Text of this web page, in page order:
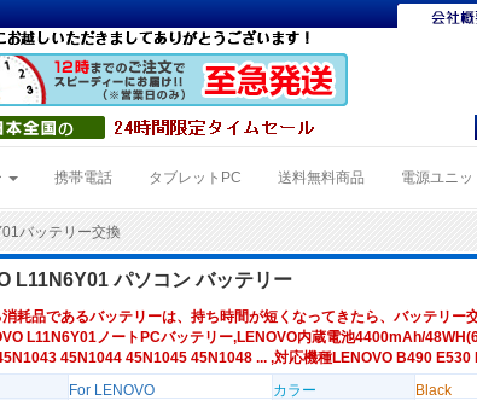
携帯電話 タブレットPC 送料無料商品 電源ユニッ
バッテリー交換
L11N6Y01 パソコン バッテリー
耗品であるバッテリーは、持ち時間が短くなってきたら、バッテリー
L11N6Y01ノートPCバッテリー,LENOVO内蔵電池4400mAh/
45N1044 45N1045 45N1048 ... ,対応機種LENOVO B490 E530
For LENOVO カラー
Black